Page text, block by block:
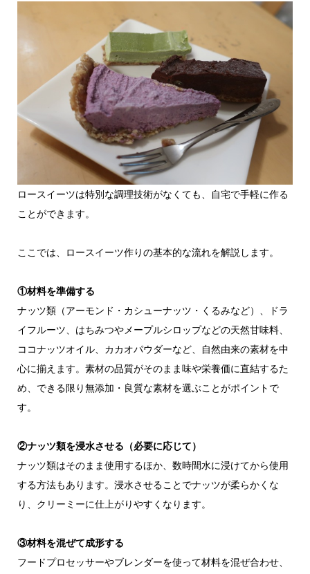
ロースイーツは特別な調理技術がなくても、自宅で手軽に作る
ことができます。
ここでは、ロースイーツ作りの基本的な流れを解説します。
①材料を準備する
ナッツ類（アーモンド・カシューナッツ・くるみなど）、ドラ
イフルーツ、はちみつやメープルシロップなどの天然甘味料、
ココナッツオイル、カカオパウダーなど、自然由来の素材を中
心に揃えます。素材の品質がそのまま味や栄養価に直結するた
め、できる限り無添加・良質な素材を選ぶことがポイントで
す。
②ナッツ類を浸水させる（必要に応じて）
ナッツ類はそのまま使用するほか、数時間水に浸けてから使用
する方法もあります。浸水させることでナッツが柔らかくな
り、クリーミーに仕上がりやすくなります。
③材料を混ぜて成形する
フードプロセッサーやブレンダーを使って材料を混ぜ合わせ、